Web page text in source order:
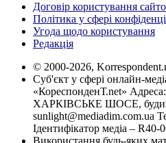
Договір користування
Політика у сфері
Угода щодо користування
Редакція
© 2000-2026,
Суб'єкт у сфері онлайн-
«КореспонденТ.net»
ХАРКІВСЬКЕ ШОСЕ,
sunlight@mediadim.com.ua
Ідентифікатор медіа – R40-